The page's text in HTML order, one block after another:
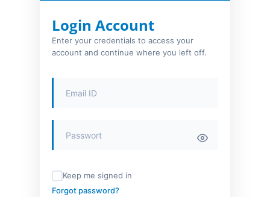
Login Account
Enter your credentials to access your
account and continue where you left off.
Keep me signed in
Forgot password?